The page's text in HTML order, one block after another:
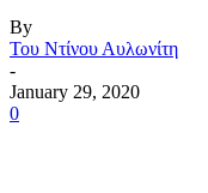
By
Του Ντίνου Αυλωνίτη
-
January 29, 2020
0